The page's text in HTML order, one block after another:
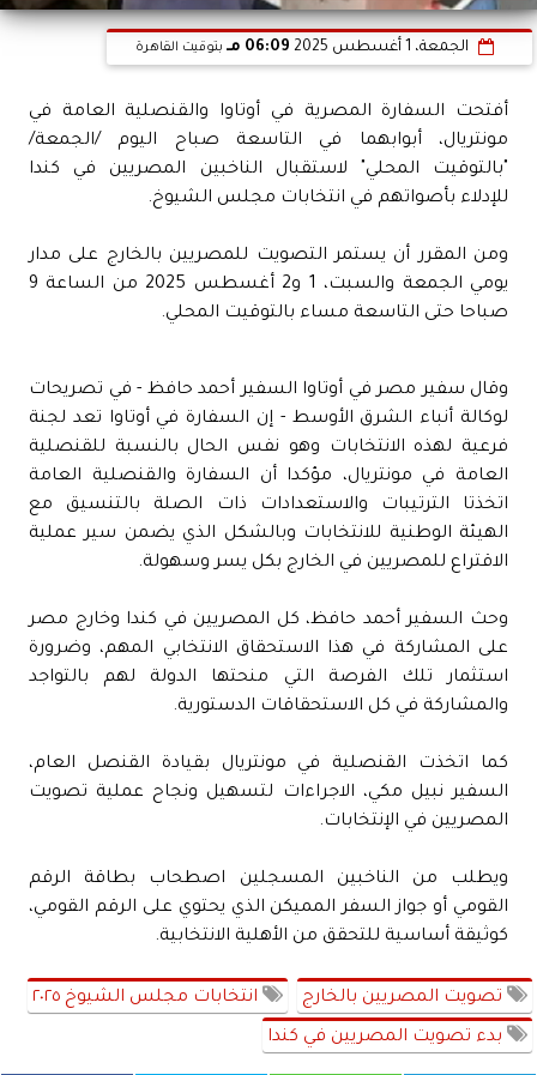
الجمعة، 1 أغسطس 2025 06:09 مـ بتوقيت القاهرة
أفتحت السفارة المصرية في أوتاوا والقنصلية العامة في
مونتريال، أبوابهما في التاسعة صباح اليوم /الجمعة/
"بالتوقيت المحلي" لاستقبال الناخبين المصريين في كندا
للإدلاء بأصواتهم في انتخابات مجلس الشيوخ.
ومن المقرر أن يستمر التصويت للمصريين بالخارج على مدار
يومي الجمعة والسبت، 1 و2 أغسطس 2025 من الساعة 9
صباحا حتى التاسعة مساء بالتوقيت المحلي.
وقال سفير مصر في أوتاوا السفير أحمد حافظ - في تصريحات
لوكالة أنباء الشرق الأوسط - إن السفارة في أوتاوا تعد لجنة
فرعية لهذه الانتخابات وهو نفس الحال بالنسبة للقنصلية
العامة في مونتريال، مؤكدا أن السفارة والقنصلية العامة
اتخذتا الترتيبات والاستعدادات ذات الصلة بالتنسيق مع
الهيئة الوطنية للانتخابات وبالشكل الذي يضمن سير عملية
الاقتراع للمصريين في الخارج بكل يسر وسهولة.
وحث السفير أحمد حافظ، كل المصريين في كندا وخارج مصر
على المشاركة في هذا الاستحقاق الانتخابي المهم، وضرورة
استثمار تلك الفرصة التي منحتها الدولة لهم بالتواجد
والمشاركة في كل الاستحقاقات الدستورية.
كما اتخذت القنصلية في مونتريال بقيادة القنصل العام،
السفير نبيل مكي، الاجراءات لتسهيل ونجاح عملية تصويت
المصريين في الإنتخابات.
ويطلب من الناخبين المسجلين اصطحاب بطاقة الرقم
القومي أو جواز السفر المميكن الذي يحتوي على الرقم القومي،
كوثيقة أساسية للتحقق من الأهلية الانتخابية.
تصويت المصريين بالخارج انتخابات مجلس الشيوخ ٢٠٢٥
بدء تصويت المصريين في كندا